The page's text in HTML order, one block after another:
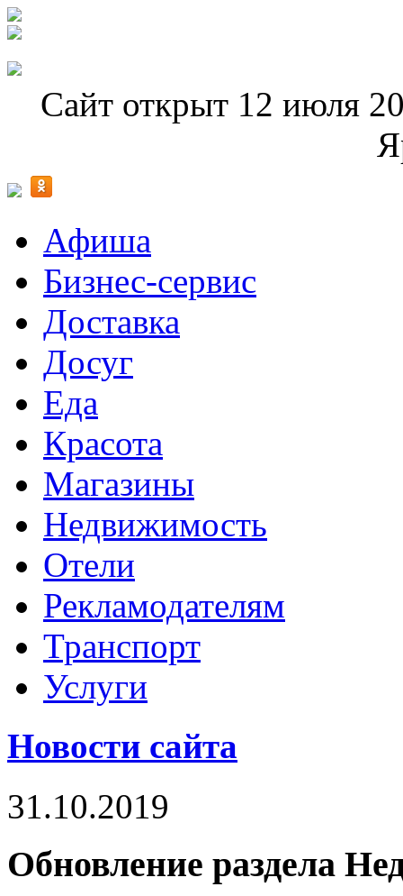
Сайт открыт 12 июля
Афиша
Бизнес-сервис
Доставка
Досуг
Еда
Красота
Магазины
Недвижимость
Отели
Рекламодателям
Транспорт
Услуги
Новости сайта
31.10.2019
Обновление раздела